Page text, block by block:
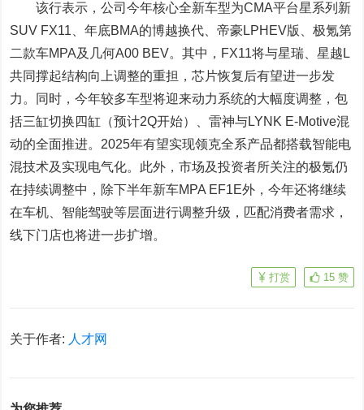
该行表示，公司今年核心全新车型为CMA平台星系列新
SUV FX11、年底BMA的博越换代、帝豪LPHEV版、极氪第
二款车MPA及几何A00 BEV。其中，FX11将与星瑞、星越L
共同撑起结构向上调整的重担，芯片恢复后有望进一步发
力。同时，今年较多车型将迎来动力系统的大幅度调整，包
括三缸切换四缸（预计2Q开始）、雷神与LYNK E-Motive混
动的全面推进。2025年有望实现领克全系产品都搭载智能电
混技术及实现电气化。此外，市场及投资者所关注的极氪仍
在持续调整中，除下半年新车MPA EF1E外，今年还将继续
在车机、智能驾驶等层面进行调整升级，匹配消费者需求，
线下门店也将进一步扩增。
15 赞
打赏
关于作者: 人才网